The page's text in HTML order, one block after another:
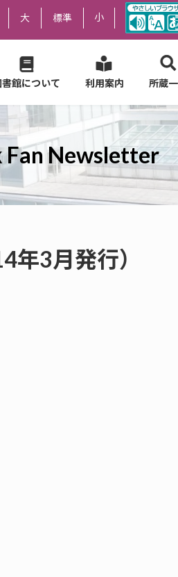
大 標準 小
書館について 利用案内 所蔵
Fan Newsletter
3月発行）